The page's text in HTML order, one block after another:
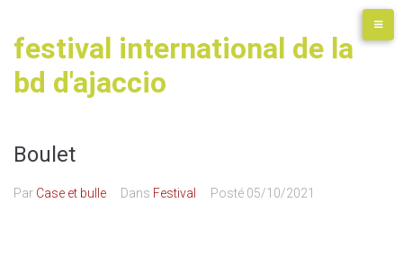
festival international de la
bd d'ajaccio
Boulet
Par Case et bulle Dans Festival Posté 05/10/2021